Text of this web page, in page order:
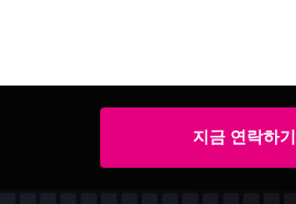
지금 연락하